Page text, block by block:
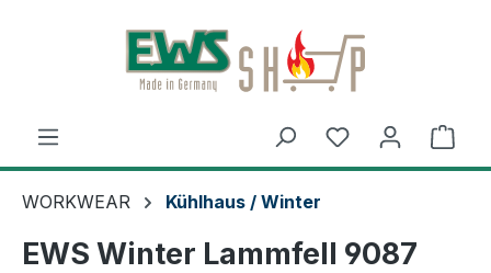
Zum Hauptinhalt springen
WORKWEAR Kühlhaus / Winter
EWS Winter Lammfell 9087